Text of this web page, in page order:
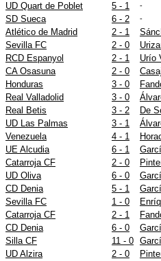
UD Quart de Poblet 5 - 1
-
SD Sueca 6 - 2
-
Atlético de Madrid 2 - 1
Sevilla FC 2 - 0
RCD Espanyol 2 - 1 Urío
CA Osasuna 2 - 0
Honduras 3 - 0
Real Valladolid 3 - 0
Real Betis 3 - 2 De
UD Las Palmas 3 - 1
Venezuela 4 - 1
UE Alcudia 6 - 1
Catarroja CF 2 - 0
UD Oliva 6 - 0
CD Denia 5 - 1
Sevilla FC 1 - 0
Catarroja CF 2 - 1
CD Denia 6 - 0
Silla CF 11 - 0
UD Alzira 2 - 0